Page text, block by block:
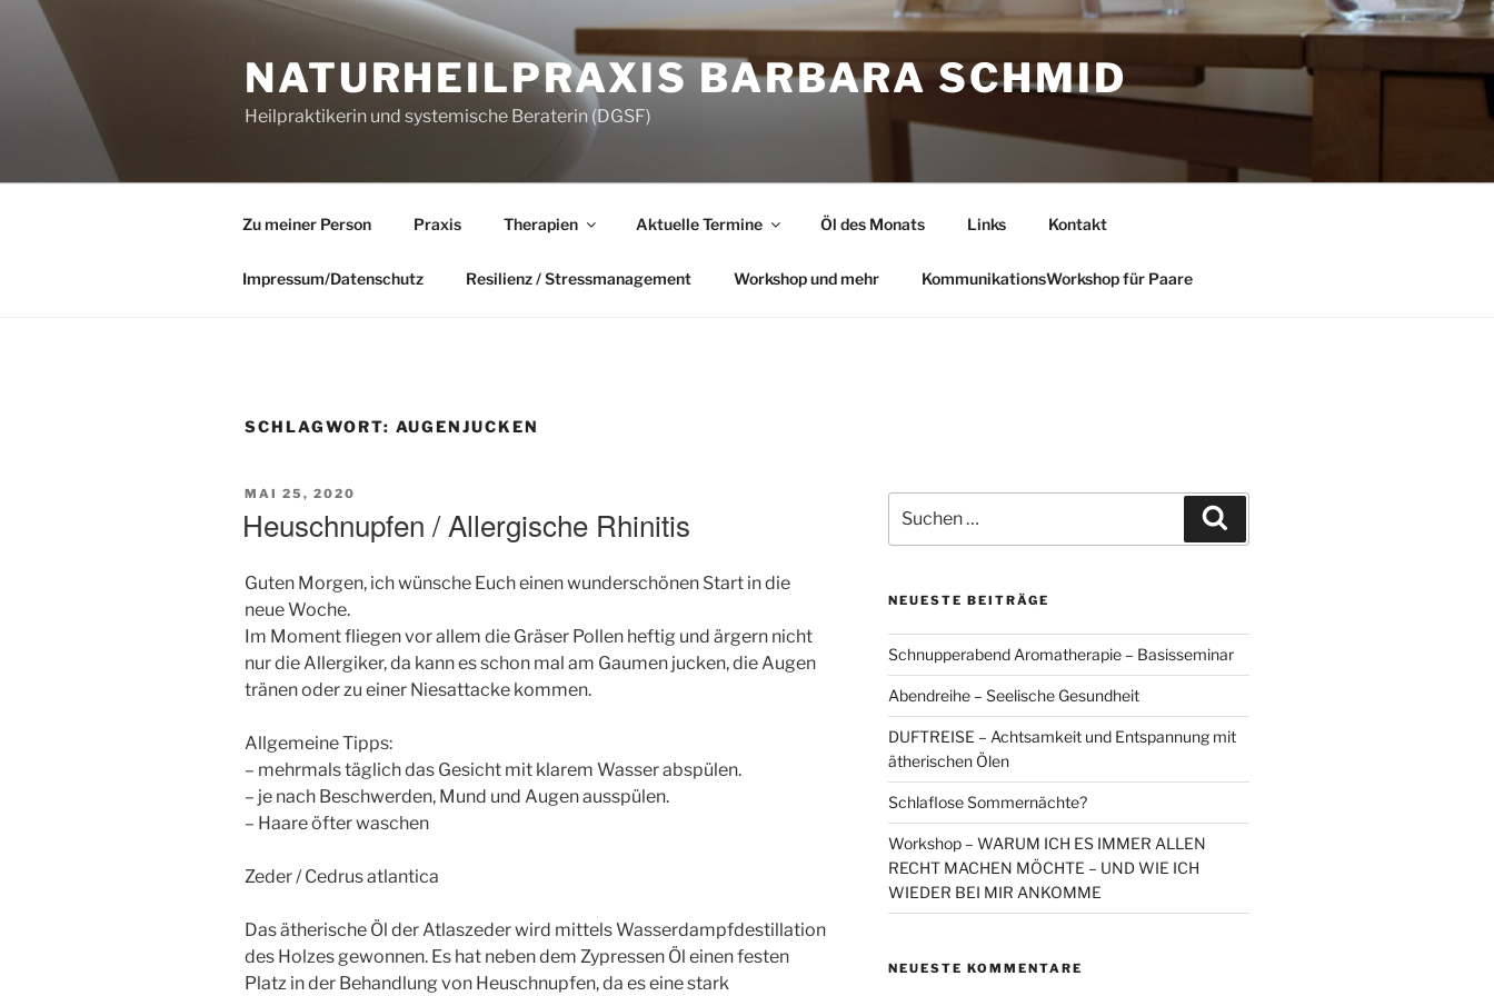
springen
NATURHEILPRAXIS BARBARA SCHMID
Heilpraktikerin und systemische Beraterin (DGSF)
Zu meiner Person Praxis Therapien Aktuelle Termine Öl des Monats Links Kontakt
Impressum/Datenschutz Resilienz / Stressmanagement Workshop und mehr KommunikationsWorkshop für Paare
SCHLAGWORT: AUGENJUCKEN
VERÖFFENTLICHT
MAI 25, 2020
Heuschnupfen / Allergische Rhinitis
Guten Morgen, ich wünsche Euch einen wunderschönen Start in die
neue Woche.
Im Moment fliegen vor allem die Gräser Pollen heftig und ärgern nicht
nur die Allergiker, da kann es schon mal am Gaumen jucken, die Augen
tränen oder zu einer Niesattacke kommen.
Allgemeine Tipps:
– mehrmals täglich das Gesicht mit klarem Wasser abspülen.
– je nach Beschwerden, Mund und Augen ausspülen.
– Haare öfter waschen
Zeder / Cedrus atlantica
Das ätherische Öl der Atlaszeder wird mittels Wasserdampfdestillation
des Holzes gewonnen. Es hat neben dem Zypressen Öl einen festen
Platz in der Behandlung von Heuschnupfen, da es eine stark
nach:
NEUESTE BEITRÄGE
Schnupperabend Aromatherapie – Basisseminar
Abendreihe – Seelische Gesundheit
DUFTREISE – Achtsamkeit und Entspannung mit
ätherischen Ölen
Schlaflose Sommernächte?
Workshop – WARUM ICH ES IMMER ALLEN
RECHT MACHEN MÖCHTE – UND WIE ICH
WIEDER BEI MIR ANKOMME
NEUESTE KOMMENTARE